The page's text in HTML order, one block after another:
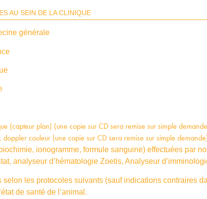
AU SEIN DE LA CLINIQUE
générale
(capteur plan) (une copie sur CD sera remise sur simple
couleur (une copie sur CD sera remise sur simple
ionogramme, formule sanguine) effectuées par
analyseur d’hématologie Zoetis, Analyseur
selon les protocoles suivants (sauf indications contraires
de santé de l’animal.